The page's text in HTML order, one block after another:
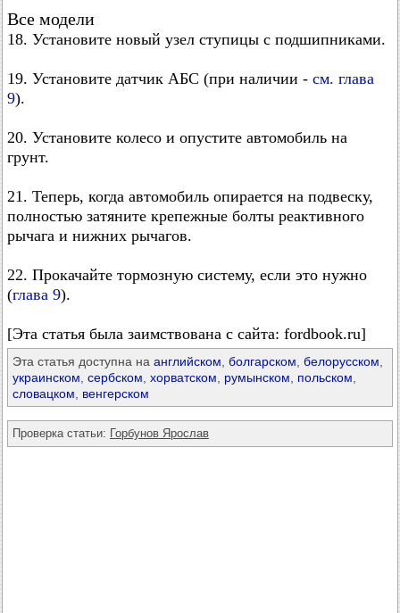
Все модели
18. Установите новый узел ступицы с подшипниками.
19. Установите датчик АБС (при наличии - см. глава
9).
20. Установите колесо и опустите автомобиль на
грунт.
21. Теперь, когда автомобиль опирается на подвеску,
полностью затяните крепежные болты реактивного
рычага и нижних рычагов.
22. Прокачайте тормозную систему, если это нужно
(глава 9).
[Эта статья была заимствована с сайта: fordbook.ru]
Эта статья доступна на английском болгарском белорусском
украинском сербском хорватском румынском польском
словацком
венгерском
Проверка статьи: Горбунов Ярослав